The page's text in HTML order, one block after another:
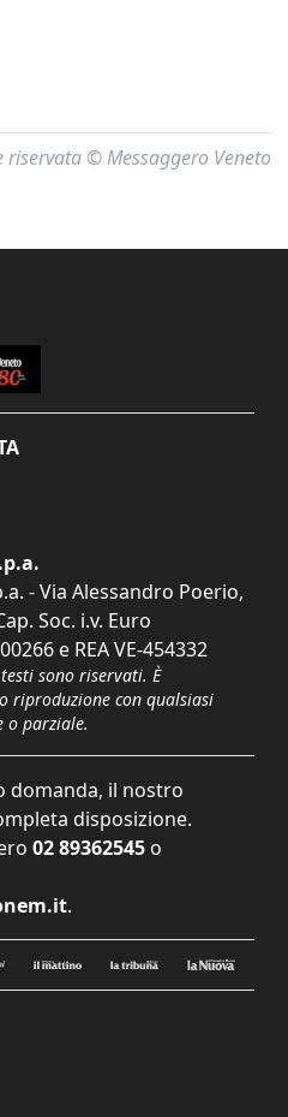
riservata © Messaggero Veneto
- Via Alessandro Poerio,
Soc. i.v. Euro
e REA VE-454332
sono riservati. È
riproduzione con qualsiasi
o parziale.
domanda, il nostro
disposizione.
02 89362545 o
.